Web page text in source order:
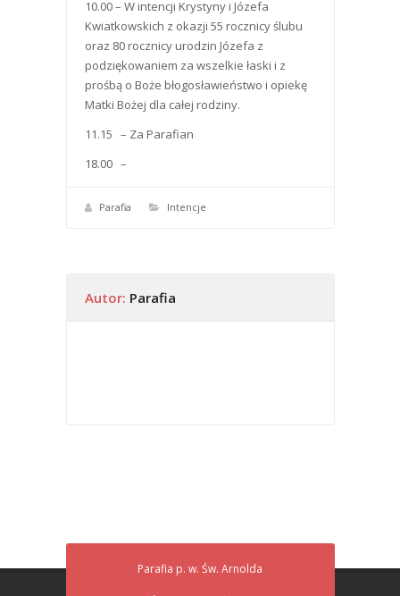
10.00 – W intencji Krystyny i Józefa
Kwiatkowskich z okazji 55 rocznicy ślubu
oraz 80 rocznicy urodzin Józefa z
podziękowaniem za wszelkie łaski i z
prośbą o Boże błogosławieństwo i opiekę
Matki Bożej dla całej rodziny.
11.15 – Za Parafian
18.00 –
Parafia Intencje
Autor: Parafia
Parafia p. w. Św. Arnolda